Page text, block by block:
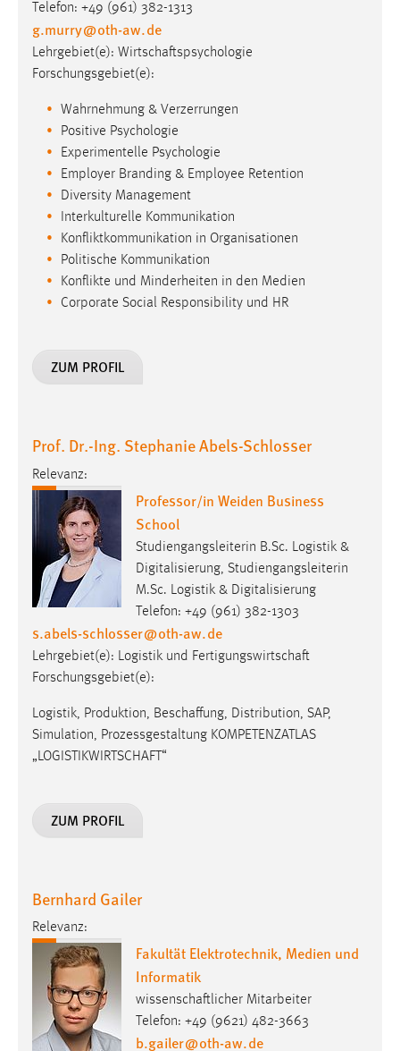
Telefon: +49 (961) 382-1313
g.murry@oth-aw.de
Lehrgebiet(e): Wirtschaftspsychologie
Forschungsgebiet(e):
Wahrnehmung & Verzerrungen
Positive Psychologie
Experimentelle Psychologie
Employer Branding & Employee Retention
Diversity Management
Interkulturelle Kommunikation
Konfliktkommunikation in Organisationen
Politische Kommunikation
Konflikte und Minderheiten in den Medien
Corporate Social Responsibility und HR
ZUM PROFIL
Prof. Dr.-Ing. Stephanie Abels-Schlosser
Relevanz:
Professor/in Weiden Business
School
Studiengangsleiterin B.Sc. Logistik &
Digitalisierung, Studiengangsleiterin
M.Sc. Logistik & Digitalisierung
Telefon: +49 (961) 382-1303
s.abels-schlosser@oth-aw.de
Lehrgebiet(e): Logistik und Fertigungswirtschaft
Forschungsgebiet(e):
Logistik, Produktion, Beschaffung, Distribution, SAP,
Simulation, Prozessgestaltung KOMPETENZATLAS
„LOGISTIKWIRTSCHAFT“
ZUM PROFIL
Bernhard Gailer
Relevanz:
Fakultät Elektrotechnik, Medien und
Informatik
wissenschaftlicher Mitarbeiter
Telefon: +49 (9621) 482-3663
b.gailer@oth-aw.de
Zweck:
Wird benötigt um die Chatfunktion nutzen zu können.
Cookie Laufzeit:
5e9dbeb1811c0446 = Sitzungslaufzeit, mibew_locale = 3
Jahre, MIBEW_UserID = 1 Jahr
Login
Name:
fe_user, be_user, be_lastLoginProvider
Zweck:
Dieser Cookie ist notwendig um sich an der Website
einloggen zu können.
Statistik Cookies erfassen Informationen anonym.
Diese Informationen helfen uns zu verstehen, wie
unsere Besucher unsere Website nutzen.
Matomo
Name:
_pk_ref, _pk_cvar, _pk_id, _pk_ses
Zweck:
Zugriffsstatistik
Cookie Laufzeit:
verwendet, um personalisierte Werbung anzuzeigen.
Google Ads
Name:
_gcl_au
Anbieter:
Google Ireland Limited